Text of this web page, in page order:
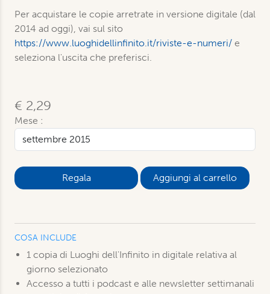
Per acquistare le copie arretrate in versione digitale (dal
2014 ad oggi), vai sul sito
https://www.luoghidellinfinito.it/riviste-e-numeri/ e
seleziona l'uscita che preferisci.
€ 2,29
Mese :
Aggiungi al carrello
COSA INCLUDE
1 copia di Luoghi dell'Infinito in digitale relativa al
giorno selezionato
Accesso a tutti i podcast e alle newsletter settimanali